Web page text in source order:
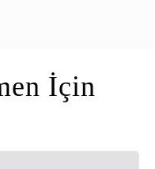
İçin